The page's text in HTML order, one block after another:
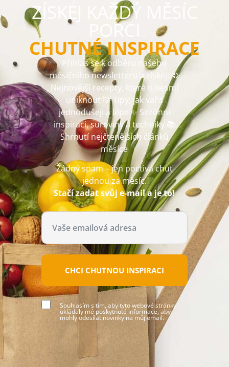
ZÍSKEJ KAŽDÝ MĚSÍC
PORCI
CHUTNÉ INSPIRACE
Přihlas se k odběru našeho
měsíčního newsletteru a získej: 🥘
Nejnovější recepty, které ti nesmí
uniknout 💡 Tipy, jak vařit
jednodušeji a lépe ✨ Sezónní
inspiraci, suroviny a techniky 📚
Shrnutí nejčtenějších článků
měsíce
Žádný spam – jen poctivá chuť
jednou za měsíc.
Stačí zadat svůj e-mail a je to!
CHCI CHUTNOU INSPIRACI
Souhlasím s tím, aby tyto webové stránky
ukládaly mé poskytnuté informace, aby
mohly odesílat novinky na můj email.